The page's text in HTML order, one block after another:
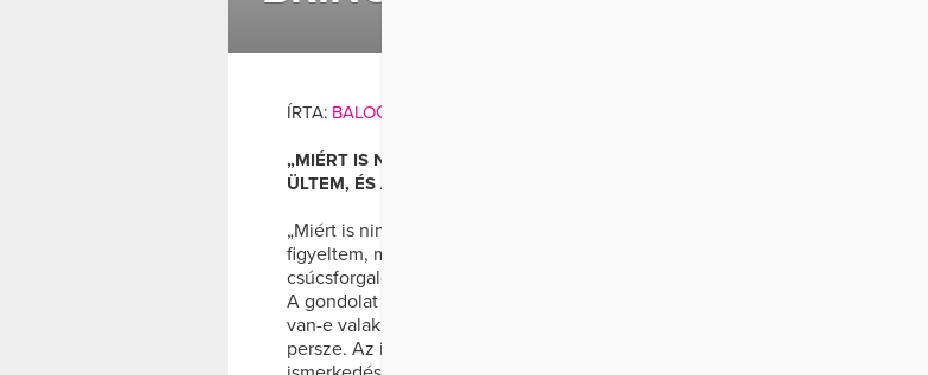
ÍRTA: BALOGH MIA
„MIÉRT IS NINCS BICIKLIM?” – SÓHAJTOTTAM FEL NÉHÁNY HETE. A TROLIN
ÜLTEM, ÉS AZT FIGYELTEM
„Miért is nincs biciklim?” – sóhajtottam fel néhány hete. A trolin ültem, és azt
figyeltem, milyen könnyedén előzgetnek minket a bringások a délutáni
csúcsforgalomban. Milyen gyorsak, sportosak, ügyesek… ez nekem is menne.
A gondolat nem hagyott nyugodni: hazaérve körbeírtam a barátaimnak, hogy
van-e valakinek felesleges bicaja, amit megvehetnék. Nem túl drágán,
persze. Az ideális bringa percek alatt talált meg, és a személyes találkozás,